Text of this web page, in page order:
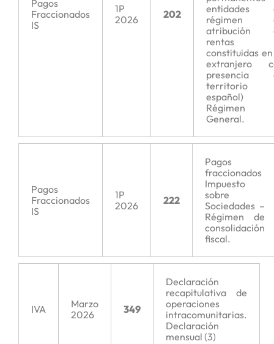
Pagos
Fraccionados
IS
1P
2026
202
entidades
régimen
atribución
rentas
constituidas
extranjero
presencia
territorio
español)
Régimen
General.
Pagos
Fraccionados
IS
1P
2026
222
Pagos
fraccionados
Impuesto
sobre
Sociedades –
Régimen de
consolidación
fiscal.
IVA
Marzo
2026
349
Declaración
recapitulativa de
operaciones
intracomunitarias.
Declaración
mensual (3)